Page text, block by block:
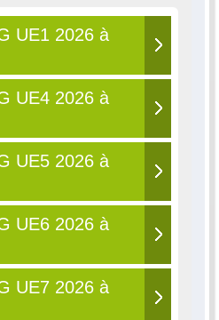
UE1 2026 à
UE4 2026 à
UE5 2026 à
UE6 2026 à
UE7 2026 à